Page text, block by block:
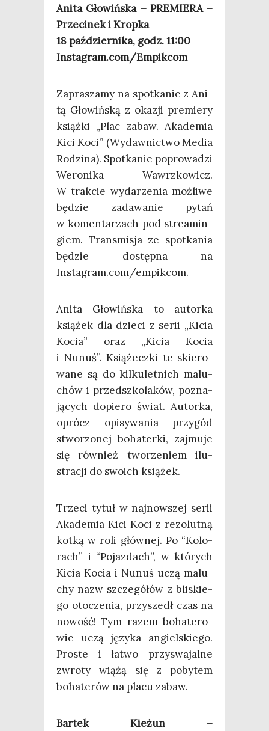
Ani­ta Gło­wiń­ska – PREMIERA –
Prze­ci­nek i Kropka
18 paź­dzier­ni­ka, godz. 11:00
Instagram.com/Empikcom
Zapra­sza­my na spo­tka­nie z Ani­
tą Gło­wiń­ską z oka­zji pre­mie­ry
książ­ki „Plac zabaw. Aka­de­mia
Kici Koci” (Wydaw­nic­two Media
Rodzi­na). Spo­tka­nie popro­wa­dzi
Wero­ni­ka Wawrz­ko­wicz.
W trak­cie wyda­rze­nia moż­li­we
będzie zada­wa­nie pytań
w komen­ta­rzach pod stre­amin­
giem. Trans­mi­sja ze spo­tka­nia
będzie dostęp­na na
Instagram.com/empikcom.
Ani­ta Gło­wiń­ska to autor­ka
ksią­żek dla dzie­ci z serii „Kicia
Kocia” oraz „Kicia Kocia
i Nunuś”. Ksią­żecz­ki te skie­ro­
wa­ne są do kil­ku­let­nich malu­
chów i przed­szko­la­ków, pozna­
ją­cych dopie­ro świat. Autor­ka,
oprócz opi­sy­wa­nia przy­gód
stwo­rzo­nej boha­ter­ki, zaj­mu­je
się rów­nież two­rze­niem ilu­
stra­cji do swo­ich książek.
Trze­ci tytuł w naj­now­szej serii
Aka­de­mia Kici Koci z rezo­lut­ną
kot­ką w roli głów­nej. Po “Kolo­
rach” i “Pojaz­dach”, w któ­rych
Kicia Kocia i Nunuś uczą malu­
chy nazw szcze­gó­łów z bli­skie­
go oto­cze­nia, przy­szedł czas na
nowość! Tym razem boha­te­ro­
wie uczą języ­ka angiel­skie­go.
Pro­ste i łatwo przy­swa­jal­ne
zwro­ty wią­żą się z poby­tem
boha­te­rów na pla­cu zabaw.
Bar­tek Kie­żun –